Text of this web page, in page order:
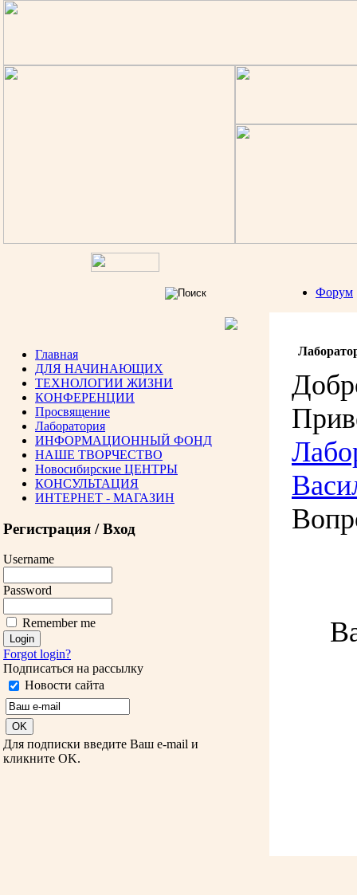
Форум
Главная
ДЛЯ НАЧИНАЮЩИХ
ТЕХНОЛОГИИ ЖИЗНИ
КОНФЕРЕНЦИИ
Просвящение
Лаборатория
ИНФОРМАЦИОННЫЙ ФОНД
НАШЕ ТВОРЧЕСТВО
Новосибирские ЦЕНТРЫ
КОНСУЛЬТАЦИЯ
ИНТЕРНЕТ - МАГАЗИН
Регистрация / Вход
Username
Password
Remember me
Forgot login?
Подписаться на рассылку
Новости сайта
Для подписки введите Ваш e-mail и
кликните OK.